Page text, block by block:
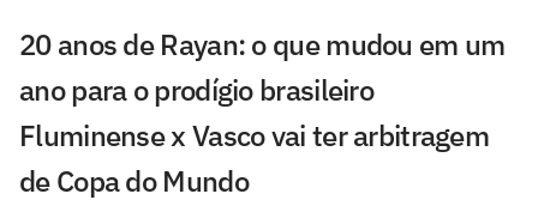
20 anos de Rayan: o que mudou em um
ano para o prodígio brasileiro
Fluminense x Vasco vai ter arbitragem
de Copa do Mundo